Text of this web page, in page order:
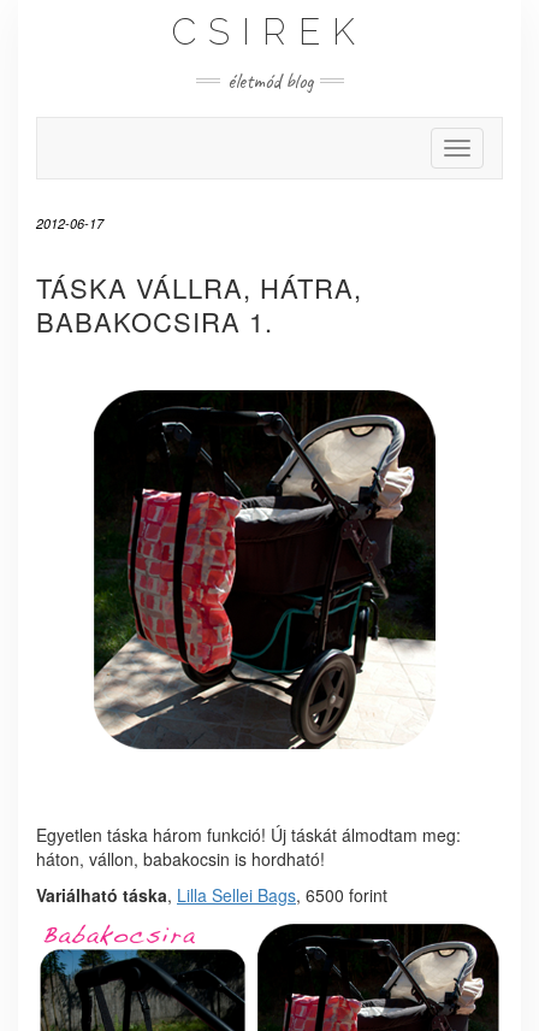
CSIREK
életmód blog
Toggle
2012-06-17
TÁSKA VÁLLRA, HÁTRA,
BABAKOCSIRA 1.
Egyetlen táska három funkció! Új táskát álmodtam meg:
háton, vállon, babakocsin is hordható!
Variálható táska, Lilla Sellei Bags, 6500 forint